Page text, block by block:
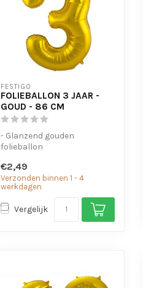
FESTIGO
FOLIEBALLON 3 JAAR -
GOUD - 86 CM
- Glanzend gouden
folieballon
lucht
- Met oogjes om ...
€2,49
Verzonden binnen 1 - 4
werkdagen
Vergelijk